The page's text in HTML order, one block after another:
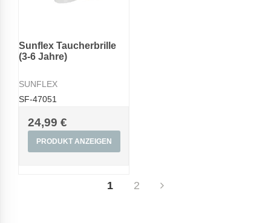
Sunflex Taucherbrille
(3-6 Jahre)
SUNFLEX
SF-47051
24,99 €
PRODUKT ANZEIGEN
1 2